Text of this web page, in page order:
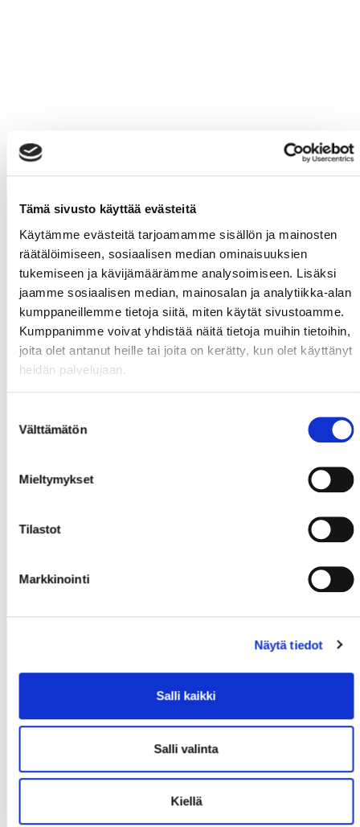
Tämä sivusto käyttää evästeitä
Käytämme evästeitä tarjoamamme sisällön ja mainosten
räätälöimiseen, sosiaalisen median ominaisuuksien
tukemiseen ja kävijämäärämme analysoimiseen. Lisäksi
jaamme sosiaalisen median, mainosalan ja analytiikka-alan
kumppaneillemme tietoja siitä, miten käytät sivustoamme.
Kumppanimme voivat yhdistää näitä tietoja muihin tietoihin,
joita olet antanut heille tai joita on kerätty, kun olet käyttänyt
heidän palvelujaan.
valinta
Välttämätön
Mieltymykset
Tilastot
Markkinointi
Näytä tiedot
Salli kaikki
Salli valinta
Kiellä